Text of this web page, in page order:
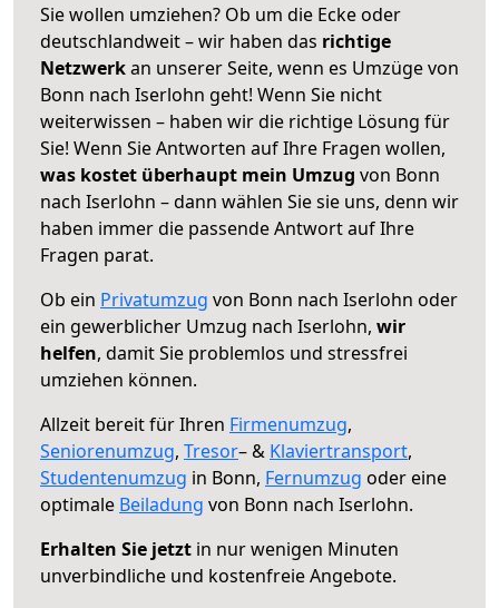
Sie wollen umziehen? Ob um die Ecke oder
deutschlandweit – wir haben das richtige
Netzwerkan unserer Seite, wenn es Umzüge von
Bonn nach Iserlohn geht! Wenn Sie nicht
weiterwissen – haben wir die richtige Lösung für
Sie! Wenn Sie Antworten auf Ihre Fragen wollen,
was kostet überhaupt mein Umzug von Bonn
nach Iserlohn – dann wählen Sie sie uns, denn wir
haben immer die passende Antwort auf Ihre
Fragen parat.
Ob ein Privatumzug von Bonn nach Iserlohn oder
ein gewerblicher Umzug nach Iserlohn, wir
helfen, damit Sie problemlos und stressfrei
umziehen können.
Allzeit bereit für Ihren Firmenumzug,
Seniorenumzug, Tresor– & Klaviertransport,
Studentenumzug in Bonn, Fernumzug oder eine
optimale Beiladung von Bonn nach Iserlohn.
Erhalten Sie jetzt in nur wenigen Minuten
unverbindliche und kostenfreie Angebote.